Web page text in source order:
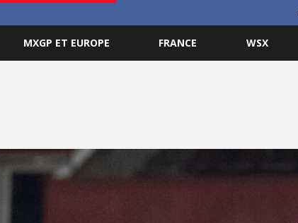
MXGP ET EUROPE FRANCE WSX